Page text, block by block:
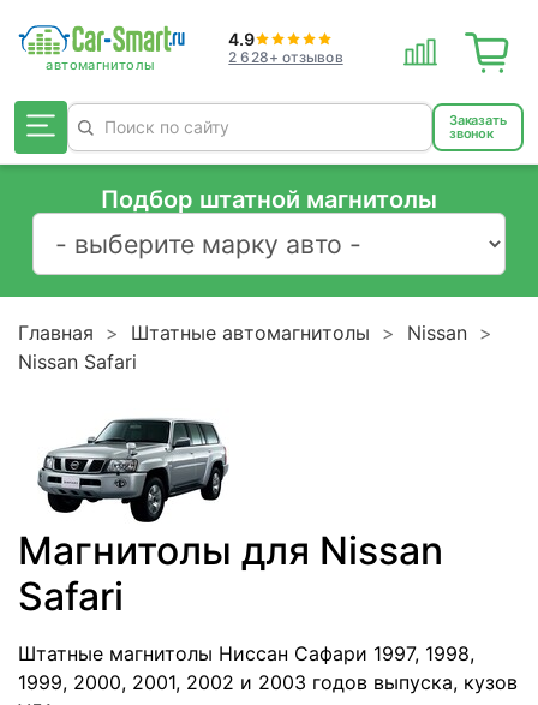
4.9
2 628+ отзывов
Заказать
звонок
Подбор штатной магнитолы
Главная Штатные автомагнитолы
Nissan
Nissan Safari
Магнитолы для Nissan
Safari
Штатные магнитолы Ниссан Сафари 1997, 1998,
1999, 2000, 2001, 2002 и 2003 годов выпуска, кузов